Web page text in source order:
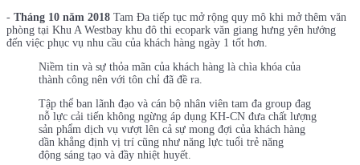
- Tháng 10 năm 2018 Tam Đa tiếp tục mở rộng quy mô khi mở thêm văn
phòng tại Khu A Westbay khu đô thi ecopark văn giang hưng yên hướng
đến việc phục vụ nhu cầu của khách hàng ngày 1 tốt hơn.
Niềm tin và sự thỏa mãn của khách hàng là chìa khóa của
thành công nên với tôn chỉ đã đề ra.
Tập thể ban lãnh đạo và cán bộ nhân viên tam đa group đag
nỗ lực cải tiến không ngừng áp dụng KH-CN đưa chất lượng
sản phẩm dịch vụ vượt lên cả sự mong đợi của khách hàng
dần khẳng định vị trí cũng như năng lực tuổi trẻ năng
động sáng tạo và đầy nhiệt huyết.